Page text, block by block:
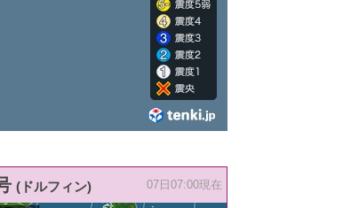
(ドルフィン) 07日07:00現在